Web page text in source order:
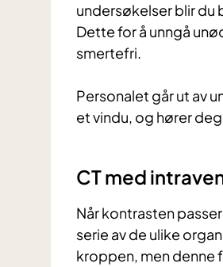
undersøkelser blir du
Dette for å unngå
smertefri.
Personalet går ut av
et vindu, og hører
CT med
Når kontrasten
serie av de ulike
kroppen, men denne